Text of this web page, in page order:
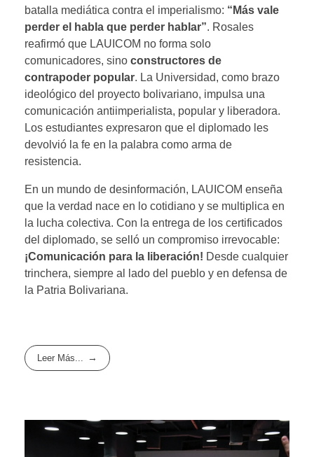
batalla mediática contra el imperialismo: “Más vale
perder el habla que perder hablar”. Rosales
reafirmó que LAUICOM no forma solo
comunicadores, sino constructores de
contrapoder popular. La Universidad, como brazo
ideológico del proyecto bolivariano, impulsa una
comunicación antiimperialista, popular y liberadora.
Los estudiantes expresaron que el diplomado les
devolvió la fe en la palabra como arma de
resistencia.
En un mundo de desinformación, LAUICOM enseña
que la verdad nace en lo cotidiano y se multiplica en
la lucha colectiva. Con la entrega de los certificados
del diplomado, se selló un compromiso irrevocable:
¡Comunicación para la liberación! Desde cualquier
trinchera, siempre al lado del pueblo y en defensa de
la Patria Bolivariana.
Leer Más...